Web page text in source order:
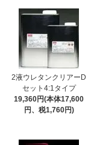
2液ウレタンクリアーD
セット4:1タイプ
19,360円(本体17,600
円、税1,760円)